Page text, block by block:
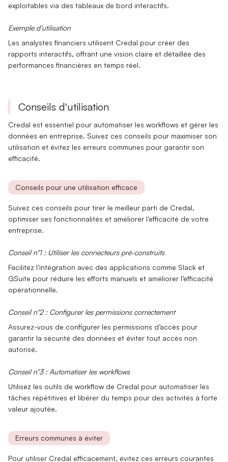
exploitables via des tableaux de bord interactifs.
Exemple d’utilisation
Les analystes financiers utilisent Credal pour créer des
rapports interactifs, offrant une vision claire et détaillée des
performances financières en temps réel.
Conseils d'utilisation
Credal est essentiel pour automatiser les workflows et gérer les
données en entreprise. Suivez ces conseils pour maximiser son
utilisation et évitez les erreurs communes pour garantir son
efficacité.
Conseils pour une utilisation efficace
Suivez ces conseils pour tirer le meilleur parti de Credal,
optimiser ses fonctionnalités et améliorer l’efficacité de votre
entreprise.
Conseil n°1 : Utiliser les connecteurs pré-construits
Facilitez l’intégration avec des applications comme Slack et
GSuite pour réduire les efforts manuels et améliorer l’efficacité
opérationnelle.
Conseil n°2 : Configurer les permissions correctement
Assurez-vous de configurer les permissions d’accès pour
garantir la sécurité des données et éviter tout accès non
autorisé.
Conseil n°3 : Automatiser les workflows
Utilisez les outils de workflow de Credal pour automatiser les
tâches répétitives et libérer du temps pour des activités à forte
valeur ajoutée.
Erreurs communes à éviter
Pour utiliser Credal efficacement, évitez ces erreurs courantes